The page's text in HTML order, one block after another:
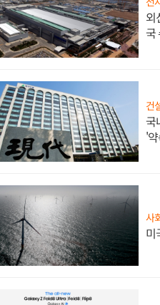
외
국
건
국
'
사
미